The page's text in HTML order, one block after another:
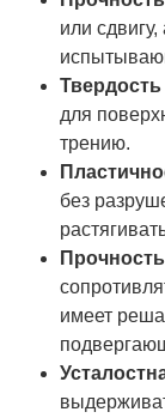
или
Твердость
для
трению.
без
Прочность
имеет